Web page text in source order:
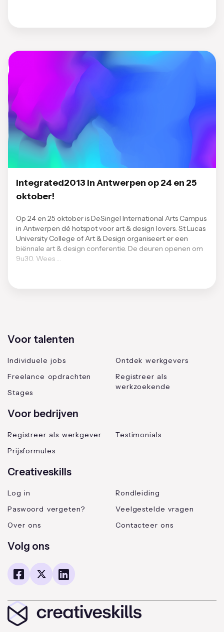
Integrated2013 in Antwerpen op 24 en 25
oktober!
Op 24 en 25 oktober is DeSingel International Arts Campus
in Antwerpen dé hotspot voor art & design lovers. St Lucas
University College of Art & Design organiseert er een
biënnale art & design conferentie. De deuren openen om
9u30. Wees …
Voor talenten
Individuele jobs
Freelance opdrachten
Stages
Ontdek werkgevers
Registreer als
werkzoekende
Voor bedrijven
Registreer als werkgever
Prijsformules
Testimonials
Creativeskills
Log in
Paswoord vergeten?
Over ons
Rondleiding
Veelgestelde vragen
Contacteer ons
Volg ons